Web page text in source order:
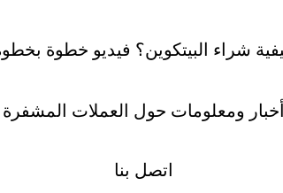
كيفية شراء البيتكوين؟ فيديو خطوة
أخبار ومعلومات حول العملات المشفرة
اتصل بنا